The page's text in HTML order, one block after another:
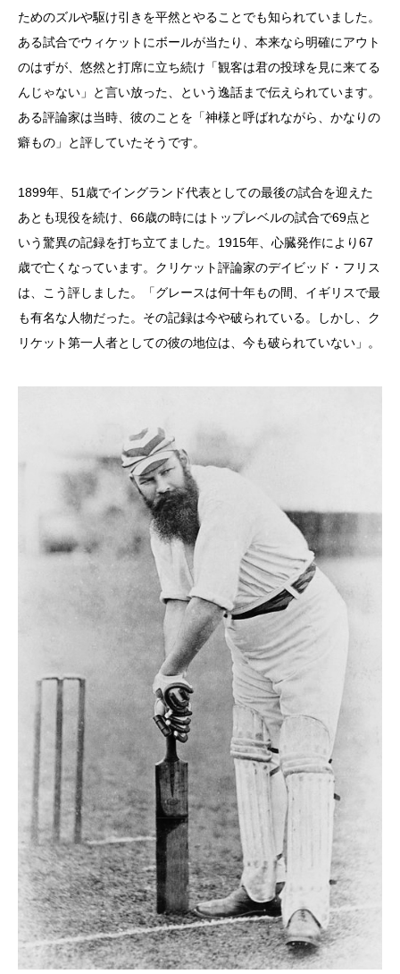
ためのズルや駆け引きを平然とやることでも知られていました。
ある試合でウィケットにボールが当たり、本来なら明確にアウト
のはずが、悠然と打席に立ち続け「観客は君の投球を見に来てる
んじゃない」と言い放った、という逸話まで伝えられています。
ある評論家は当時、彼のことを「神様と呼ばれながら、かなりの
癖もの」と評していたそうです。
1899年、51歳でイングランド代表としての最後の試合を迎えた
あとも現役を続け、66歳の時にはトップレベルの試合で69点と
いう驚異の記録を打ち立てました。1915年、心臓発作により67
歳で亡くなっています。クリケット評論家のデイビッド・フリス
は、こう評しました。「グレースは何十年もの間、イギリスで最
も有名な人物だった。その記録は今や破られている。しかし、ク
リケット第一人者としての彼の地位は、今も破られていない」。